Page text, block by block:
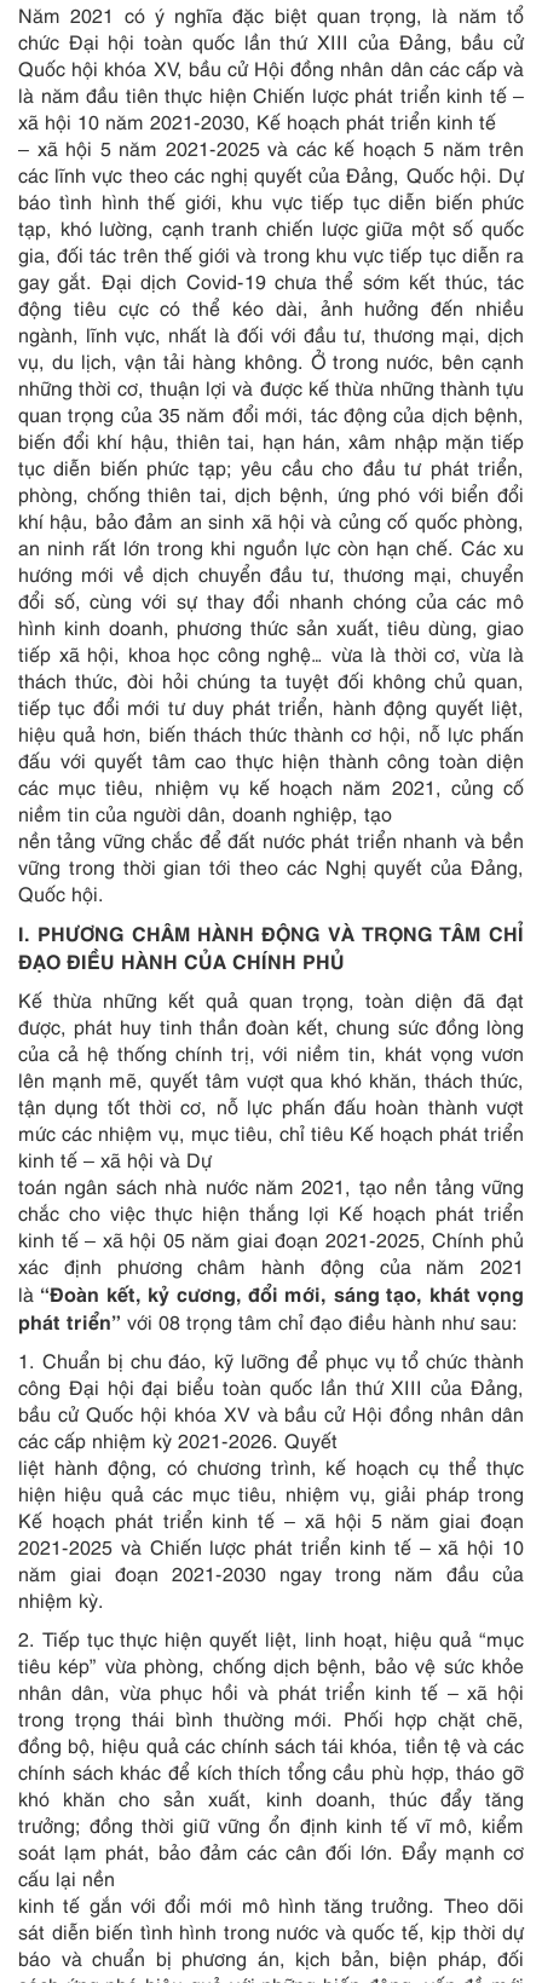
Năm 2021 có ý nghĩa đặc biệt quan trọng, là năm tổ
chức Đại hội toàn quốc lần thứ XIII của Đảng, bầu cử
Quốc hội khóa XV, bầu cử Hội đồng nhân dân các cấp và
là năm đầu tiên thực hiện Chiến lược phát triển kinh tế –
xã hội 10 năm 2021-2030, Kế hoạch phát triển kinh tế
– xã hội 5 năm 2021-2025 và các kế hoạch 5 năm trên
các lĩnh vực theo các nghị quyết của Đảng, Quốc hội. Dự
báo tình hình thế giới, khu vực tiếp tục diễn biến phức
tạp, khó lường, cạnh tranh chiến lược giữa một số quốc
gia, đối tác trên thế giới và trong khu vực tiếp tục diễn ra
gay gắt. Đại dịch Covid-19 chưa thể sớm kết thúc, tác
động tiêu cực có thể kéo dài, ảnh hưởng đến nhiều
ngành, lĩnh vực, nhất là đối với đầu tư, thương mại, dịch
vụ, du lịch, vận tải hàng không. Ở trong nước, bên cạnh
những thời cơ, thuận lợi và được kế thừa những thành tựu
quan trọng của 35 năm đổi mới, tác động của dịch bệnh,
biến đổi khí hậu, thiên tai, hạn hán, xâm nhập mặn tiếp
tục diễn biến phức tạp; yêu cầu cho đầu tư phát triển,
phòng, chống thiên tai, dịch bệnh, ứng phó với biển đổi
khí hậu, bảo đảm an sinh xã hội và củng cố quốc phòng,
an ninh rất lớn trong khi nguồn lực còn hạn chế. Các xu
hướng mới về dịch chuyển đầu tư, thương mại, chuyển
đổi số, cùng với sự thay đổi nhanh chóng của các mô
hình kinh doanh, phương thức sản xuất, tiêu dùng, giao
tiếp xã hội, khoa học công nghệ… vừa là thời cơ, vừa là
thách thức, đòi hỏi chúng ta tuyệt đối không chủ quan,
tiếp tục đổi mới tư duy phát triển, hành động quyết liệt,
hiệu quả hơn, biến thách thức thành cơ hội, nỗ lực phấn
đấu với quyết tâm cao thực hiện thành công toàn diện
các mục tiêu, nhiệm vụ kế hoạch năm 2021, củng cố
niềm tin của người dân, doanh nghiệp, tạo
nền tảng vững chắc để đất nước phát triển nhanh và bền
vững trong thời gian tới theo các Nghị quyết của Đảng,
Quốc hội.
I. PHƯƠNG CHÂM HÀNH ĐỘNG VÀ TRỌNG TÂM CHỈ
ĐẠO ĐIỀU HÀNH CỦA CHÍNH PHỦ
Kế thừa những kết quả quan trọng, toàn diện đã đạt
được, phát huy tinh thần đoàn kết, chung sức đồng lòng
của cả hệ thống chính trị, với niềm tin, khát vọng vươn
lên mạnh mẽ, quyết tâm vượt qua khó khăn, thách thức,
tận dụng tốt thời cơ, nỗ lực phấn đấu hoàn thành vượt
mức các nhiệm vụ, mục tiêu, chỉ tiêu Kế hoạch phát triển
kinh tế – xã hội và Dự
toán ngân sách nhà nước năm 2021, tạo nền tảng vững
chắc cho việc thực hiện thắng lợi Kế hoạch phát triển
kinh tế – xã hội 05 năm giai đoạn 2021-2025, Chính phủ
xác định phương châm hành động của năm 2021
là “Đoàn kết, kỷ cương, đổi mới, sáng tạo, khát vọng
phát triển” với 08 trọng tâm chỉ đạo điều hành như sau:
1. Chuẩn bị chu đáo, kỹ lưỡng để phục vụ tổ chức thành
công Đại hội đại biểu toàn quốc lần thứ XIII của Đảng,
bầu cử Quốc hội khóa XV và bầu cử Hội đồng nhân dân
các cấp nhiệm kỳ 2021-2026. Quyết
liệt hành động, có chương trình, kế hoạch cụ thể thực
hiện hiệu quả các mục tiêu, nhiệm vụ, giải pháp trong
Kế hoạch phát triển kinh tế – xã hội 5 năm giai đoạn
2021-2025 và Chiến lược phát triển kinh tế – xã hội 10
năm giai đoạn 2021-2030 ngay trong năm đầu của
nhiệm kỳ.
2. Tiếp tục thực hiện quyết liệt, linh hoạt, hiệu quả “mục
tiêu kép” vừa phòng, chống dịch bệnh, bảo vệ sức khỏe
nhân dân, vừa phục hồi và phát triển kinh tế – xã hội
trong trọng thái bình thường mới. Phối hợp chặt chẽ,
đồng bộ, hiệu quả các chính sách tái khóa, tiền tệ và các
chính sách khác để kích thích tổng cầu phù hợp, tháo gỡ
khó khăn cho sản xuất, kinh doanh, thúc đẩy tăng
trưởng; đồng thời giữ vững ổn định kinh tế vĩ mô, kiểm
soát lạm phát, bảo đảm các cân đối lớn. Đẩy mạnh cơ
cấu lại nền
kinh tế gắn với đổi mới mô hình tăng trưởng. Theo dõi
sát diễn biến tình hình trong nước và quốc tế, kịp thời dự
báo và chuẩn bị phương án, kịch bản, biện pháp, đối